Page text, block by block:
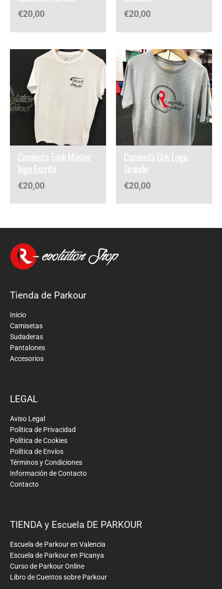
€20,00 €20,00
Camiseta Tank Master
logo Escrito
€20,00
Camiseta Gris Logo
Grande
€20,00
Tienda de Parkour
Inicio
Camisetas
Sudaderas
Pantalones
Accesorios
LEGAL
Aviso Legal
Política de Privacidad
Política de Cookies
Política de Envíos
Términos y Condiciones
Información de Contacto
Contacto
TIENDA y Escuela DE PARKOUR
Escuela de Parkour en Valencia
Escuela de Parkour en Picanya
Curso de Parkour Online
Libro de Cuentos sobre Parkour